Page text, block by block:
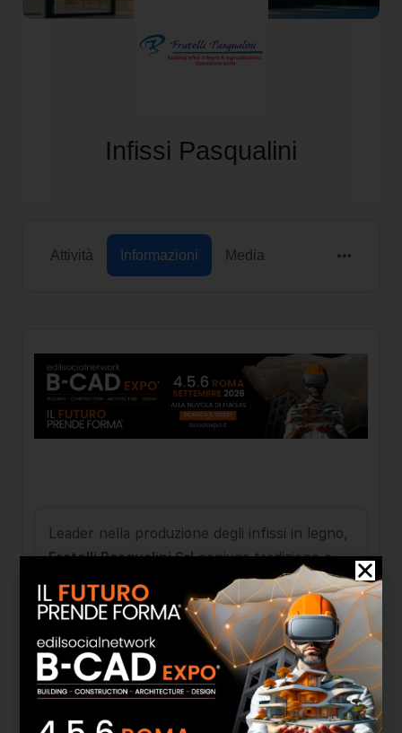
Infissi Pasqualini
Attività Informazioni Media
Leader nella produzione degli infissi in legno,
Fratelli Pasqualini Srlconiuga tradizione e
innovazione per offrire soluzioni di alta
qualità, garantendo un servizio eccellente.
Da oltre quarant'anni, l’azienda si distingue
per l’attenzione alle esigenze dei clienti,
avvalendosi di tecnologie all’avanguardia e di
un’esperienza maturata sin dalla fine degli
anni '70. Sei linee di serramenti, ideate per